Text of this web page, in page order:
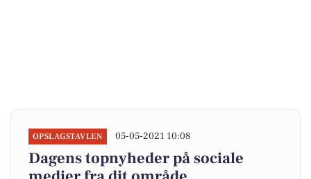
OPSLAGSTAVLEN 05-05-2021 10:08
Dagens topnyheder på sociale